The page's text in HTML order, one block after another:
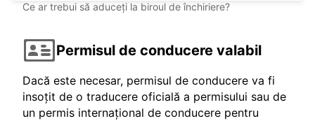
Ce ar trebui să aduceți la biroul de închiriere?
Permisul de conducere valabil
Dacă este necesar, permisul de conducere va fi
insoțit de o traducere oficială a permisului sau de
un permis internațional de conducere pentru